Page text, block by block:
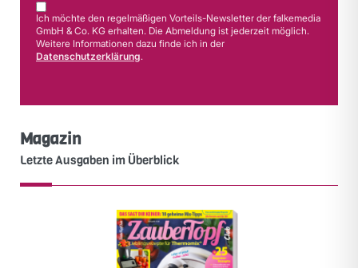
Ich möchte den regelmäßigen Vorteils-Newsletter der falkemedia
GmbH & Co. KG erhalten. Die Abmeldung ist jederzeit möglich.
Weitere Informationen dazu finde ich in der
Datenschutzerklärung.
Magazin
Letzte Ausgaben im Überblick